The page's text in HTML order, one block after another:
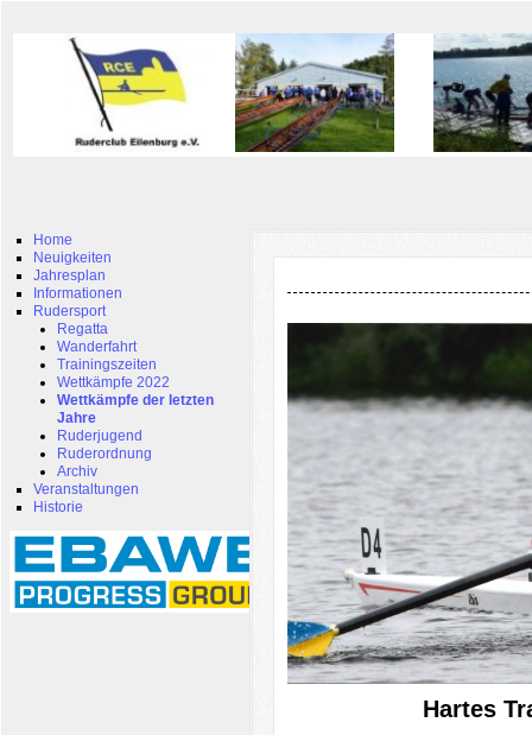
Home
Neuigkeiten
Jahresplan
Informationen
Rudersport
Regatta
Wanderfahrt
Trainingszeiten
Wettkämpfe 2022
Wettkämpfe der letzten
Jahre
Ruderjugend
Ruderordnung
Archiv
Veranstaltungen
Historie
Hartes